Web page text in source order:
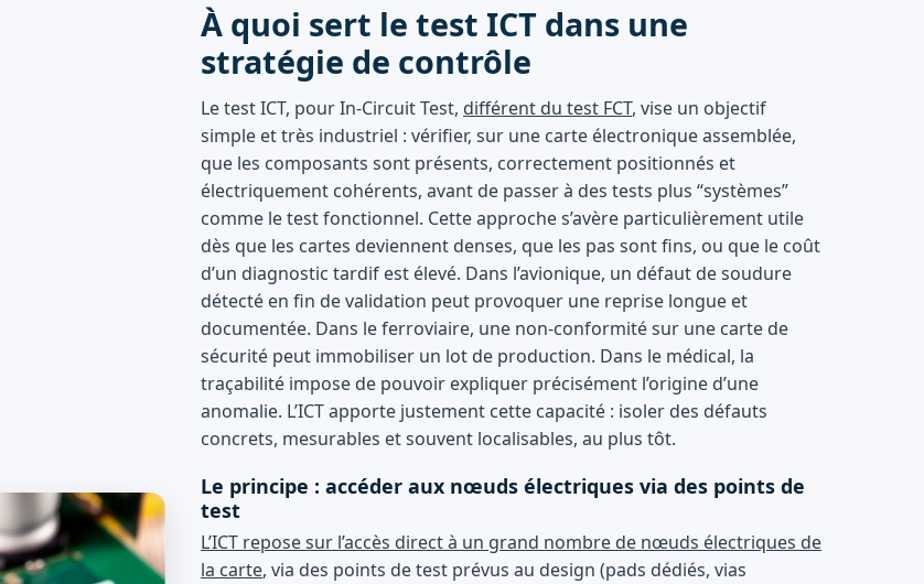
À quoi sert le test ICT dans une
stratégie de contrôle
Le test ICT, pour In-Circuit Test, différent du test FCT, vise un objectif
simple et très industriel : vérifier, sur une carte électronique assemblée,
que les composants sont présents, correctement positionnés et
électriquement cohérents, avant de passer à des tests plus “systèmes”
comme le test fonctionnel. Cette approche s’avère particulièrement utile
dès que les cartes deviennent denses, que les pas sont fins, ou que le coût
d’un diagnostic tardif est élevé. Dans l’avionique, un défaut de soudure
détecté en fin de validation peut provoquer une reprise longue et
documentée. Dans le ferroviaire, une non-conformité sur une carte de
sécurité peut immobiliser un lot de production. Dans le médical, la
traçabilité impose de pouvoir expliquer précisément l’origine d’une
anomalie. L’ICT apporte justement cette capacité : isoler des défauts
concrets, mesurables et souvent localisables, au plus tôt.
Le principe : accéder aux nœuds électriques via des points de
test
L’ICT repose sur l’accès direct à un grand nombre de nœuds électriques de
la carte, via des points de test prévus au design (pads dédiés, vias